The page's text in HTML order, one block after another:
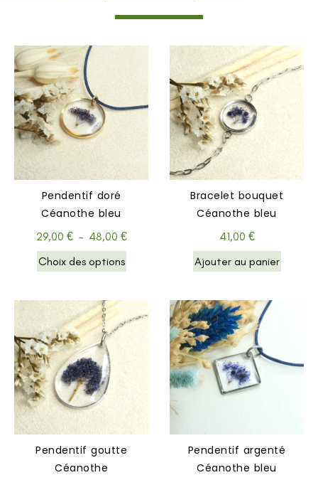
Pendentif doré
Céanothe bleu
29,00 € – 48,00 €
Choix des options
Bracelet bouquet
Céanothe bleu
41,00 €
Ajouter au panier
Pendentif goutte
Céanothe
Pendentif argenté
Céanothe bleu